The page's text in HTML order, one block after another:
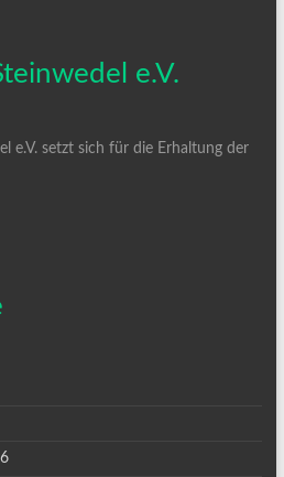
e.V.
e.V. setzt sich für die Erhaltung der